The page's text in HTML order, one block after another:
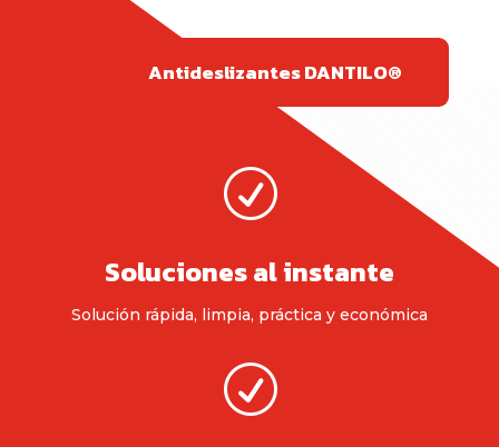
Antideslizantes DANTILO®
R
Soluciones al instante
Solución rápida, limpia, práctica y económica
R